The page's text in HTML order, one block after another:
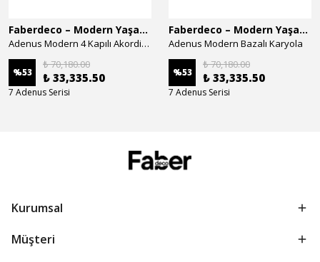
Faberdeco – Modern Yaşam Alanları İçin Özel Tasarım Mobilyalar
Adenus Modern 4 Kapılı Akordion Dolap
%53
₺ 70,180.00
₺ 33,335.50
7 Adenus Serisi
Faberdeco – Modern Yaşam Alanları İçin Özel Tasarım Mobilyalar
Adenus Modern Bazalı Karyola
%53
₺ 70,180.00
₺ 33,335.50
7 Adenus Serisi
Kurumsal
Müşteri